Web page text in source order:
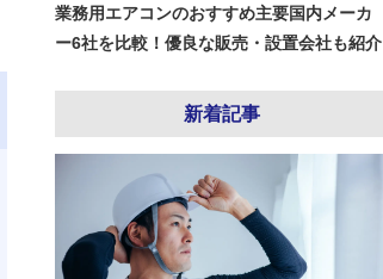
業務用エアコンのおすすめ主要国内メーカ
ー6社を比較！優良な販売・設置会社も紹介
新着記事